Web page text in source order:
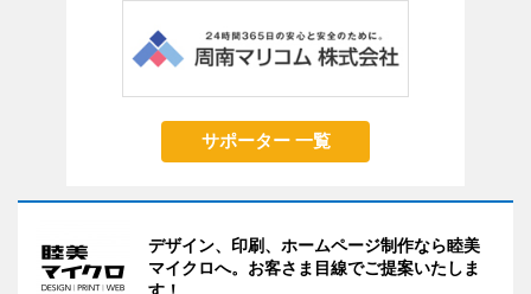
サポーター 一覧
デザイン、印刷、ホームページ制作なら睦美
マイクロへ。お客さま目線でご提案いたしま
す！